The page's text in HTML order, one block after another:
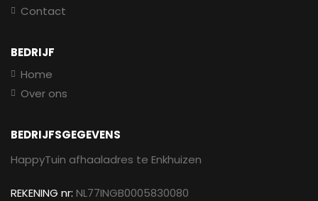
Contact
BEDRIJF
Home
Over ons
BEDRIJFSGEGEVENS
HappyTuin afhaaladres te Enkhuizen
REKENING nr: NL77INGB0005830080